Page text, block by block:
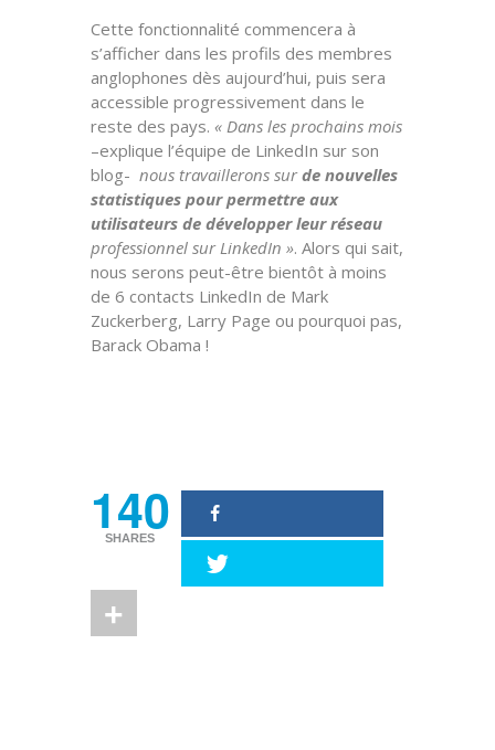
Cette fonctionnalité commencera à
s’afficher dans les profils des membres
anglophones dès aujourd’hui, puis sera
accessible progressivement dans le
reste des pays. « Dans les prochains mois
–explique l’équipe de LinkedIn sur son
blog- nous travaillerons surde nouvelles
statistiques pour permettre aux
utilisateurs de développer leur réseau
professionnel sur LinkedIn ». Alors qui sait,
nous serons peut-être bientôt à moins
de 6 contacts LinkedIn de Mark
Zuckerberg, Larry Page ou pourquoi pas,
Barack Obama !
140
SHARES